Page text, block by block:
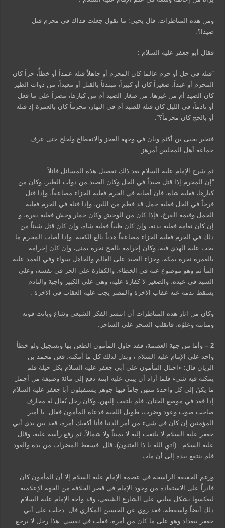
ومن هذه المناظرات. قال يحيى: ما تقول جعلت فداك في محرم قتل
صيدا؟.
فقال أبو جعفر عليه السلام :
“قتله في حل أو حرم عالما كان المحرم أو جاهلاً قتله عمداً أو خطأً، حراً كان
المحرم أو عبداً، صغيراً كان أو كبيراً، مبتدئاً بالقتل أو معيداً، من ذوات الطير
كان الصيد أم من غيرها، من صغار الصيد أم من كبارها، مصراً على ما فعل
أو نادماً، في الليل كان قتله للصيد أم في النهار، محرماً كان بالعمرة إذ قتله
أو بالحج كان محرماً؟”.
فتحير يحيى بن أكثم وبان في وجهه العجز والانقطاع ولجلج حتى عرف
جماعة أهل المجلس أمرهز
ثم شرح الإمام عليه السلام بعد ذلك تفصيل هذه المسائل قائلاً:
“إن المحرم إذا قتل صيداً في الحل وكان الصيد من ذوات الطير، وكان من
كبارها، فعليه شاة، فان أصابه في الحرم فعليه الجزاء مضاعفاً، وإذا قتل
فرخاً في الحل فعليه حمل قد فطم من اللبن، وإذا قتله في الحرم فعليه
الحمل وقيمة الفرخ، فإذا كان من الوحش وكان حمار وحش فعليه بقرة، و
إن كان نعامة فعليه بدنة، وإن كان ظبياً فعليه شاة، وإن كان قتل شيئاً من
ذلك في الحرم فعليه الجزاء مضاعفاً هدياً بالغ الكعبة. وإذا أصاب المحرم ما
يجب عليه الهدي فيه، وكان إحرامه بالحج نحره بمنى، وإن كان إحرامه
بالعمرة نحره بمكة، وجزاء الصيد على العالم والجاهل سواء وفي العمد عليه
المأ ثم وهو موضوع عنه في الخطاء، والكفارة على الحر في نفسه، وعلى
السيد في عبده، والصغير لا كفارة عليه، وهي على الكبير واجبة والنادم
يسقط ندمه عنه عقاب الاخرة والمصر يجب عليه العقاب في الاخرة”.
وكان من اثار هذه المناظرات أن انتشر الفكر الشيعي وشاع وبانت قوته
ومتانته وعلوّه، فانقلب السحر على الساحر.
2 –
وأما من جهة العصمة، فقد حاول المأمون الطعن بها وتسجيل ولو خطأ
واحد على الإمام عليه السلام ، وبذل لذلك كل ما أمكنه، فعن محمد بن
الريان قال: «احتال المأمون على أبي جعفر عليه السلام بكل حيلة فلم
يمكنه فيه شي‏ء فلما أراد أن يبني عليه ابنته دفع إلى مائة وصيفة من أجمل
ما يكنّ إلى كل واحدة منهن جاماً فيها جوهر يستقبلون أبا جعفر عليه السلام
إذا قعد في موضع الختان، فلم يلتفت إليهن، وكان رجل يُقال له مخارف
صاحب صوت وعود وضرب، طويل اللحية فدعاه المأمون فقال: يا أمير
المؤمنين إن كان في شي‏ء من أمر الدنيا فأنا أكفيك أمره، قعد بين يدي أبي
جعفر عليه السلام لا يلتفت إليه لا يميناً ولا شمالاً، ثم رفع رأسه عليه، وقال
عليه السلام : (اتقِ الله يا ذا العثنون)، قال: فسقط المضراب من يده والعود
فلم ينتفع بيده إلى أن مات.
ورغم الحقيقة الراسخة في عصمة الإمام عليه السلام إلا أن المأمون كان
قادراً على الاستفادة من وجود الإمام في قصر الخلافة من الجهة الإعلامية
ليعكسها بشكل سلبي على الشارع الشيعي، وقد واجه الإمام عليه السلام
ذلك أيضاً واسقطه، فقد روي عن الحسين المكاري قال: دخلت على أبي
جعفر ببغداد وهو على ما كان من أمره، فقلت في نفسي: هذا رجل لا يرجع